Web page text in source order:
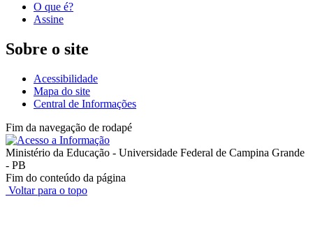
O que é?
Assine
Sobre o site
Acessibilidade
Mapa do site
Central de Informações
Fim da navegação de rodapé
Ministério da Educação - Universidade Federal de Campina Grande
- PB
Fim do conteúdo da página
Voltar para o topo